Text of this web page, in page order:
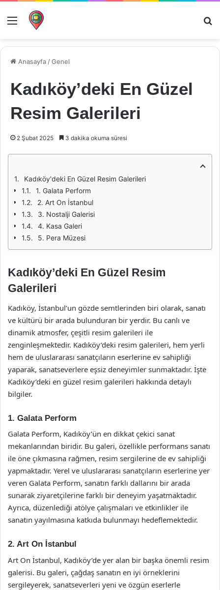
Menü
Anasayfa /Genel
Kadıköy’deki En Güzel
Resim Galerileri
2 Şubat 2025 3 dakika okuma süresi
Kadıköy'deki En Güzel Resim Galerileri
1. Galata Perform
2. Art On İstanbul
3. Nostalji Galerisi
4. Kasa Galeri
5. Pera Müzesi
Kadıköy’deki En Güzel Resim
Galerileri
Kadıköy, İstanbul’un gözde semtlerinden biri olarak, sanatı
ve kültürü bir arada bulunduran bir yerdir. Bu canlı ve
dinamik atmosfer, çeşitli resim galerileri ile
zenginleşmektedir. Kadıköy’deki resim galerileri, hem yerli
hem de uluslararası sanatçıların eserlerine ev sahipliği
yaparak, sanatseverlere eşsiz deneyimler sunmaktadır. İşte
Kadıköy’deki en güzel resim galerileri hakkında detaylı
bilgiler.
1. Galata Perform
Galata Perform, Kadıköy’ün en dikkat çekici sanat
mekanlarından biridir. Bu galeri, özellikle performans sanatı
ile öne çıkmasına rağmen, resim sergilerine de ev sahipliği
yapmaktadır. Yerel ve uluslararası sanatçıların eserlerine yer
veren Galata Perform, sanatın farklı dallarını bir arada
sunarak ziyaretçilerine farklı bir deneyim yaşatmaktadır.
Ayrıca, düzenlediği atölye çalışmaları ve etkinlikler ile
sanatın yayılmasına katkıda bulunmayı hedeflemektedir.
2. Art On İstanbul
Art On İstanbul, Kadıköy’de yer alan bir başka önemli resim
galerisi. Bu galeri, çağdaş sanatın en iyi örneklerini
sergileyerek, sanatseverleri yeni ve özgün eserlerle